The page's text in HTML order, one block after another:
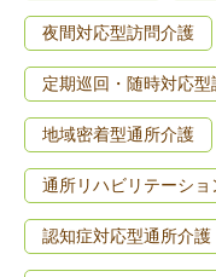
夜間対応型訪問介護
定期巡回・随時対応
地域密着型通所介護
通所リハビリテーショ
認知症対応型通所介護